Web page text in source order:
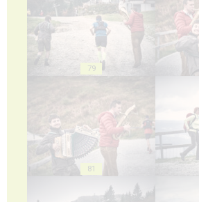
79
81